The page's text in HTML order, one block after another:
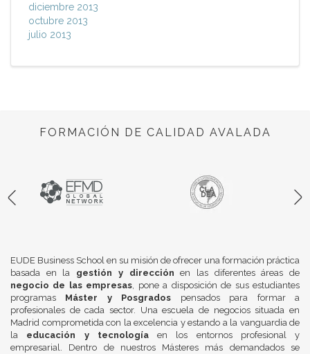
diciembre 2013
octubre 2013
julio 2013
FORMACIÓN DE CALIDAD AVALADA
EUDE Business School en su misión de ofrecer una formación práctica
basada en la gestión y dirección en las diferentes áreas de
negocio de las empresas, pone a disposición de sus estudiantes
programas Máster y Posgrados pensados para formar a
profesionales de cada sector. Una escuela de negocios situada en
Madrid comprometida con la excelencia y estando a la vanguardia de
la educación y tecnologíaen los entornos profesional y
empresarial. Dentro de nuestros Másteres más demandados se